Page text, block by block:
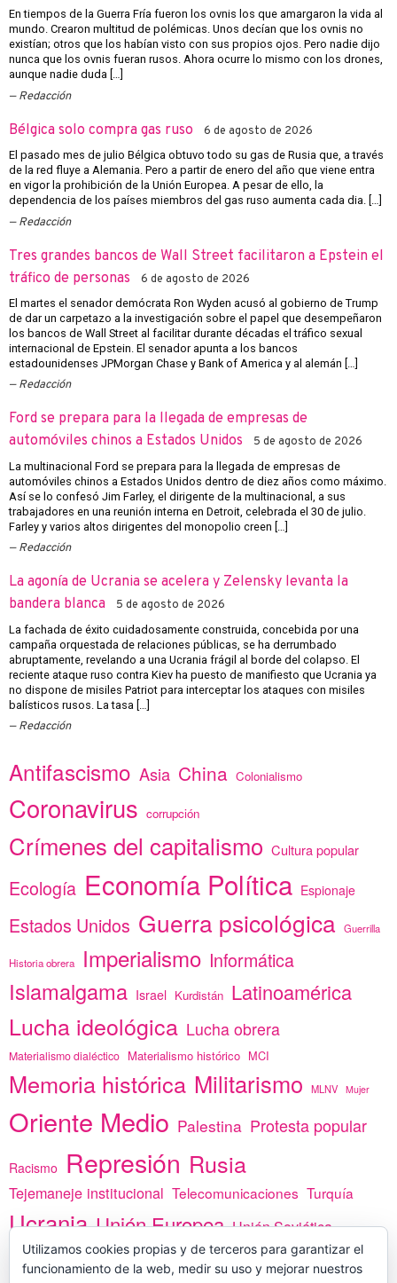
En tiempos de la Guerra Fría fueron los ovnis los que amargaron la vida al
mundo. Crearon multitud de polémicas. Unos decían que los ovnis no
existían; otros que los habían visto con sus propios ojos. Pero nadie dijo
nunca que los ovnis fueran rusos. Ahora ocurre lo mismo con los drones,
aunque nadie duda […]
Redacción
Bélgica solo compra gas ruso 6 de agosto de 2026
El pasado mes de julio Bélgica obtuvo todo su gas de Rusia que, a través
de la red fluye a Alemania. Pero a partir de enero del año que viene entra
en vigor la prohibición de la Unión Europea. A pesar de ello, la
dependencia de los países miembros del gas ruso aumenta cada dia. […]
Redacción
Tres grandes bancos de Wall Street facilitaron a Epstein el
tráfico de personas
6 de agosto de 2026
El martes el senador demócrata Ron Wyden acusó al gobierno de Trump
de dar un carpetazo a la investigación sobre el papel que desempeñaron
los bancos de Wall Street al facilitar durante décadas el tráfico sexual
internacional de Epstein. El senador apunta a los bancos
estadounidenses JPMorgan Chase y Bank of America y al alemán […]
Redacción
Ford se prepara para la llegada de empresas de
automóviles chinos a Estados Unidos
5 de agosto de 2026
La multinacional Ford se prepara para la llegada de empresas de
automóviles chinos a Estados Unidos dentro de diez años como máximo.
Así se lo confesó Jim Farley, el dirigente de la multinacional, a sus
trabajadores en una reunión interna en Detroit, celebrada el 30 de julio.
Farley y varios altos dirigentes del monopolio creen […]
Redacción
La agonía de Ucrania se acelera y Zelensky levanta la
bandera blanca
5 de agosto de 2026
La fachada de éxito cuidadosamente construida, concebida por una
campaña orquestada de relaciones públicas, se ha derrumbado
abruptamente, revelando a una Ucrania frágil al borde del colapso. El
reciente ataque ruso contra Kiev ha puesto de manifiesto que Ucrania ya
no dispone de misiles Patriot para interceptar los ataques con misiles
balísticos rusos. La tasa […]
Redacción
Antifascismo Asia China Colonialismo
Coronavirus corrupción
Crímenes del capitalismo Cultura popular
Ecología Economía Política Espionaje
Estados Unidos Guerra psicológica Guerrilla
Historia obrera Imperialismo Informática
Islamalgama Israel Kurdistán Latinoamérica
Lucha ideológica Lucha obrera
Materialismo dialéctico Materialismo histórico MCI
Memoria histórica Militarismo MLNV Mujer
Oriente Medio Palestina Protesta popular
Racismo Represión Rusia
Tejemaneje institucional Telecomunicaciones Turquía
Ucrania Unión Europea Unión Soviética
vacunas Yemen África
Utilizamos cookies propias y de terceros para garantizar el
funcionamiento de la web, medir su uso y mejorar nuestros